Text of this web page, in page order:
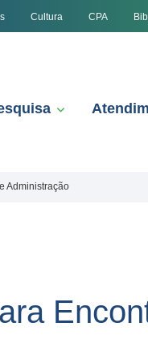
Cultura CPA
Administração